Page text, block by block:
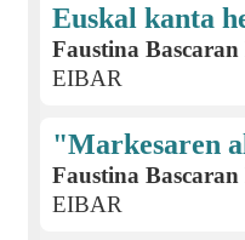
Euskal kanta
Faustina
EIBAR
"Markesaren
Faustina
EIBAR